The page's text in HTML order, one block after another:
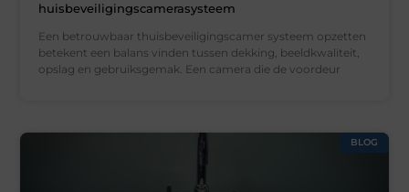
huisbeveiligingscamerasysteem
Een betrouwbaar thuisbeveiligingscamer systeem opzetten
betekent een balans vinden tussen dekking, beeldkwaliteit,
opslag en gebruiksgemak. Een camera die de voordeur
BLOG